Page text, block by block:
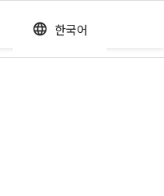
language 한국어